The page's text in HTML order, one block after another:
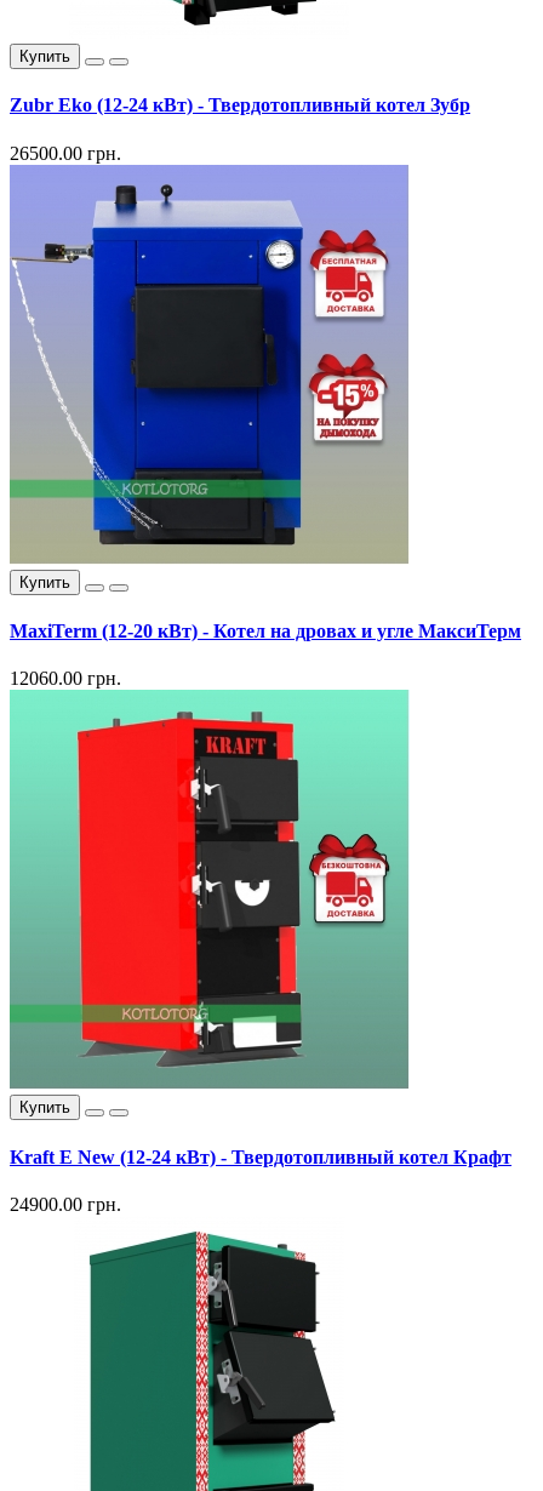
Купить
Zubr Eko (12-24 кВт) - Твердотопливный котел Зубр
26500.00 грн.
Купить
MaxiTerm (12-20 кВт) - Котел на дровах и угле МаксиТерм
12060.00 грн.
Купить
Kraft E New (12-24 кВт) - Твердотопливный котел Крафт
24900.00 грн.